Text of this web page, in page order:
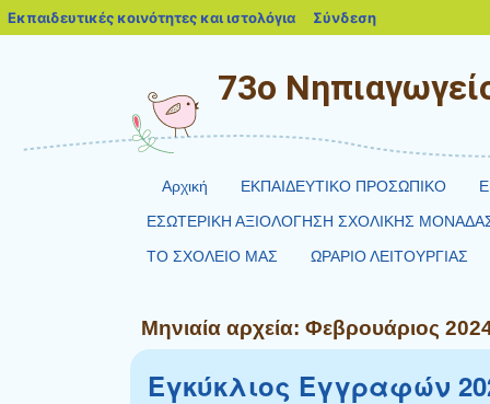
73ο
Αρχική ΕΚΠΑΙΔΕΥΤΙΚΟ ΠΡΟΣΩΠΙΚΟ
ΕΣΩΤΕΡΙΚΗ ΑΞΙΟΛΟΓΗΣΗ ΣΧΟΛΙΚΗΣ
ΤΟ ΣΧΟΛΕΙΟ ΜΑΣ
ΩΡΑΡΙΟ ΛΕΙΤΟΥΡΓΙΑΣ
Μηνιαία αρχεία: Φεβρουάριος
Εγκύκλιος Εγγραφών
Εκπαιδευτικές κοινότητες και ιστολόγια blogs.sch.gr
Σύνδεση